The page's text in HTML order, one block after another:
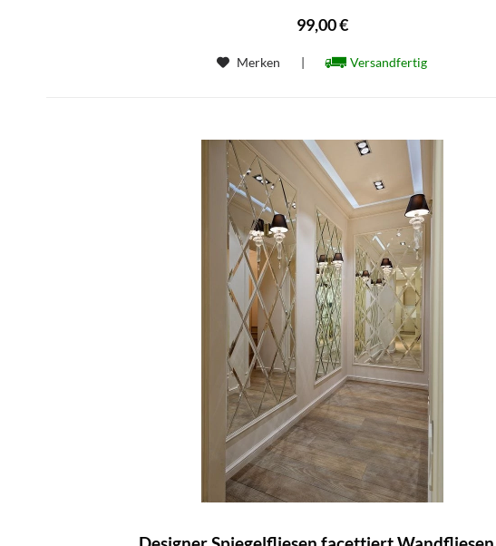
99,00 €
Merken | Versandfertig